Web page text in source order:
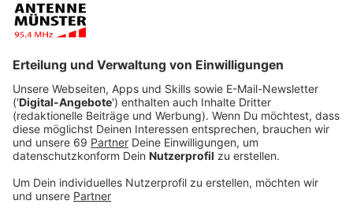
letzten beiden Singles "Back To The Start" und "All
I Need" - sein brandneues Album "Highs & Lows"
Anzeige
Das Leben genießen, zufrieden mit sich selbst sein:
wenn man wie Michael Schulte zur ersten Garde des